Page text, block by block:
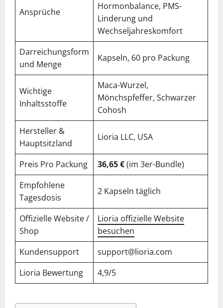
Ansprüche
Hormonbalance, PMS-
Linderung und
Wechseljahreskomfort
Darreichungsform
und Menge
Kapseln, 60 pro Packung
Wichtige
Inhaltsstoffe
Maca-Wurzel,
Mönchspfeffer, Schwarzer
Cohosh
Hersteller &
Hauptsitzland
Lioria LLC, USA
Preis Pro Packung 36,65 €(im 3er-Bundle)
Empfohlene
Tagesdosis
2 Kapseln täglich
Offizielle Website /
Shop
Lioria offizielle Website
besuchen
Kundensupport
support@lioria.com
Lioria Bewertung
4,9/5